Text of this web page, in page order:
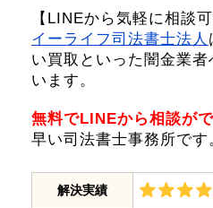
【LINEから気軽に相談可
イーライフ司法書士法人
い買取といった闇金業
います。
無料でLINEから相談が
早い司法書士事務所です
解決実績